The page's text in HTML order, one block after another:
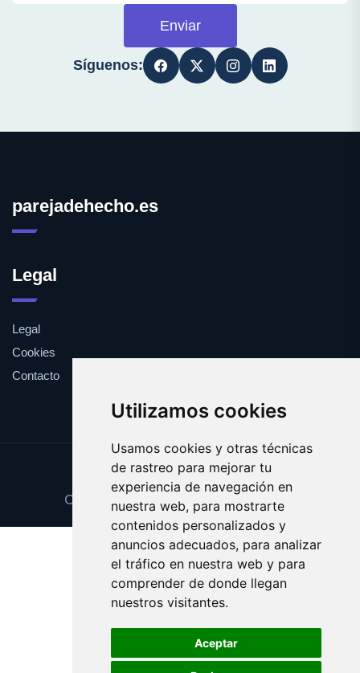
Utilizamos cookies
Usamos cookies y otras técnicas
de rastreo para mejorar tu
experiencia de navegación en
nuestra web, para mostrarte
contenidos personalizados y
anuncios adecuados, para analizar
el tráfico en nuestra web y para
comprender de donde llegan
nuestros visitantes.
Aceptar
Enviar
Síguenos:
parejadehecho.es
Legal
Legal
Cookies
Contacto
Update cookies preferences
Copyright © 2025 parejadehecho.es